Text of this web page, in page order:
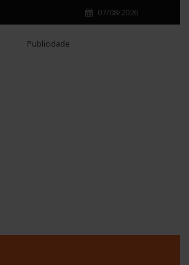
07/08/2026
Publicidade